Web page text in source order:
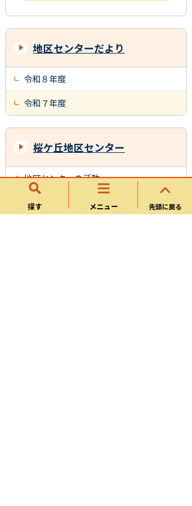
探す メニュー 先頭に戻る
地区センターだより
令和８年度
令和７年度
桜ケ丘地区センター
地区センターの活動
地区センターだより